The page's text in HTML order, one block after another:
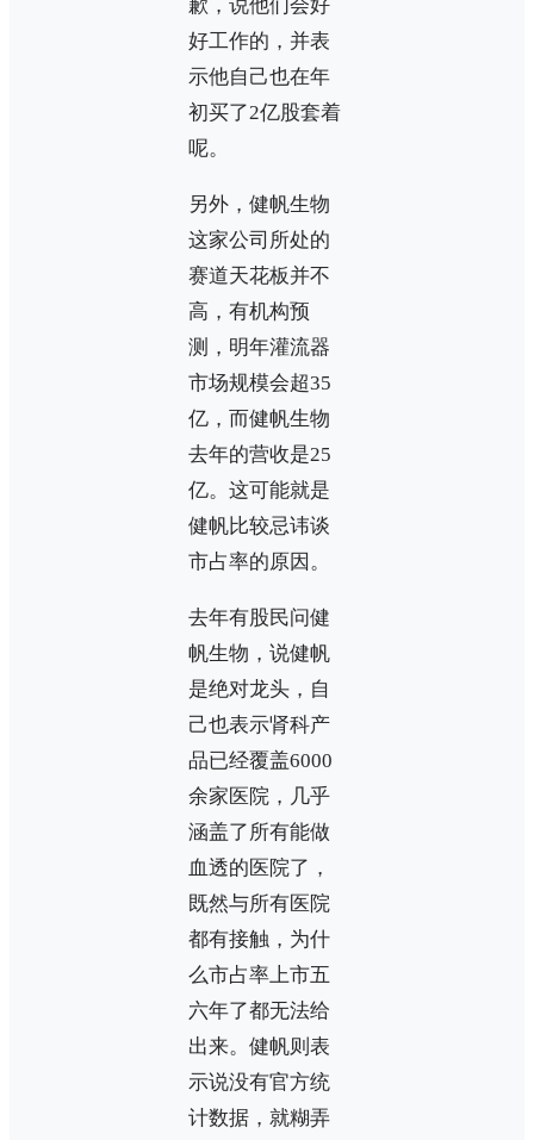
歉，说他们会好
好工作的，并表
示他自己也在年
初买了2亿股套着
呢。
另外，健帆生物
这家公司所处的
赛道天花板并不
高，有机构预
测，明年灌流器
市场规模会超35
亿，而健帆生物
去年的营收是25
亿。这可能就是
健帆比较忌讳谈
市占率的原因。
去年有股民问健
帆生物，说健帆
是绝对龙头，自
己也表示肾科产
品已经覆盖6000
余家医院，几乎
涵盖了所有能做
血透的医院了，
既然与所有医院
都有接触，为什
么市占率上市五
六年了都无法给
出来。健帆则表
示说没有官方统
计数据，就糊弄